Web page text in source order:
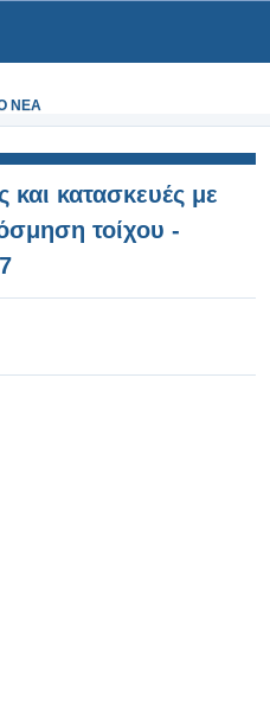
NEA
και κατασκευές με
τοίχου -